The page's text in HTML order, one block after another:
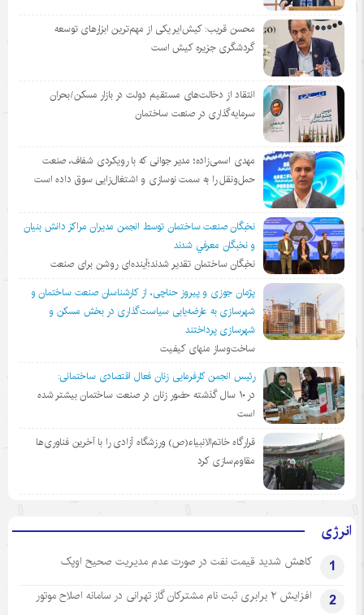
محسن قریب: کیش‌ایر یکی از مهم‌ترین ابزارهای توسعه
گردشگری جزیره کیش است
انتقاد از دخالت‌های مستقیم دولت در بازار مسکن/بحران
سرمایه‌گذاری در صنعت ساختمان
مهدی اسمی‌زاده؛ مدیر جوانی که با رویکردی شفاف، صنعت
حمل‌ونقل را به سمت نوسازی و اشتغال‌زایی سوق داده است
نخبگان صنعت ساختمان توسط انجمن مديران مراكز دانش بنيان
و نخبگان معرفي شدند
نخبگان ساختمان تقدیر شدند؛آینده‌ای روشن برای صنعت
پژمان جوزی و پیروز حناچی، از کارشناسان صنعت ساختمان و
شهرسازی به عارضه‌یابی سیاست‌گذاری در بخش مسکن و
شهرسازی پرداختند
ساخت‌وساز منهای کیفیت
رئیس انجمن کارفرمایی زنان فعال اقتصادی ساختمانی:
در ١٠ سال گذشته حضور زنان در صنعت ساختمان بیشتر شده
است
قرارگاه خاتم‌الانبیاء(ص) ورزشگاه آزادی را با آخرین فناوری‌ها
مقاوم‌سازی کرد
انرژی
1 کاهش شدید قیمت نفت در صورت عدم مدیریت صحیح اوپک
2 افزایش ۲ برابری ثبت نام مشترکان گاز تهرانی‌ در سامانه اصلاح موتور